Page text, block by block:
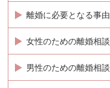
離婚に必要となる事由
女性のための離婚相談
男性のための離婚相談